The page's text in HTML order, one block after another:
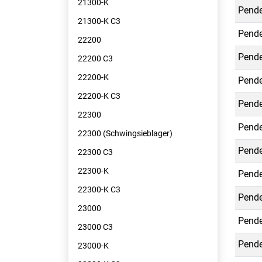
21300-K
21300-K C3
22200
22200 C3
22200-K
22200-K C3
22300
22300 (Schwingsieblager)
22300 C3
22300-K
22300-K C3
23000
23000 C3
23000-K